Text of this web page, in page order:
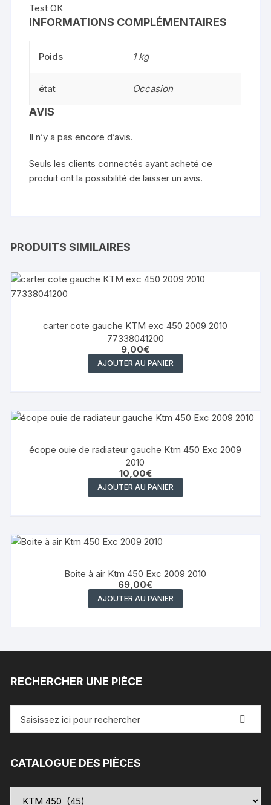
Test OK
INFORMATIONS COMPLÉMENTAIRES
Poids 1 kg
état Occasion
AVIS
Il n’y a pas encore d’avis.
Seuls les clients connectés ayant acheté ce
produit ont la possibilité de laisser un avis.
PRODUITS SIMILAIRES
carter cote gauche KTM exc 450 2009 2010
77338041200
9,00€
AJOUTER AU PANIER
écope ouie de radiateur gauche Ktm 450 Exc 2009
2010
10,00€
AJOUTER AU PANIER
Boite à air Ktm 450 Exc 2009 2010
69,00€
AJOUTER AU PANIER
RECHERCHER UNE PIÈCE
pour
CATALOGUE DES PIÈCES